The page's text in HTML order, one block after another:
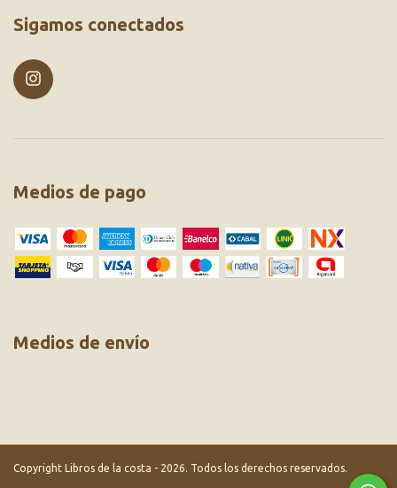
Sigamos conectados
Medios de pago
Medios de envío
Copyright Libros de la costa - 2026. Todos los derechos reservados.